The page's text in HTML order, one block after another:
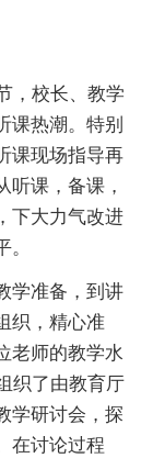
，校长、教学
课热潮。特别
课现场指导再
听课，备课，
下大力气改进
学准备，到讲
织，精心准
老师的教学水
织了由教育厅
学研讨会，探
在讨论过程